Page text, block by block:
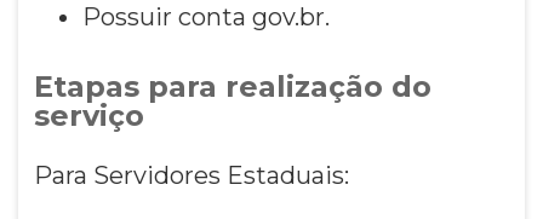
Possuir conta gov.br.
Etapas para realização do
serviço
Para Servidores Estaduais: